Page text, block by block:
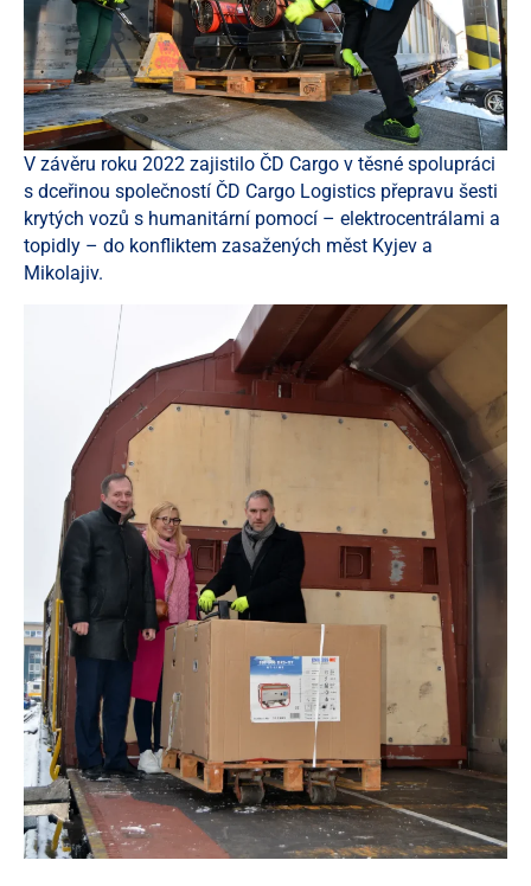
V závěru roku 2022 zajistilo ČD Cargo v těsné spolupráci
s dceřinou společností ČD Cargo Logistics přepravu šesti
krytých vozů s humanitární pomocí – elektrocentrálami a
topidly – do konfliktem zasažených měst Kyjev a
Mikolajiv.